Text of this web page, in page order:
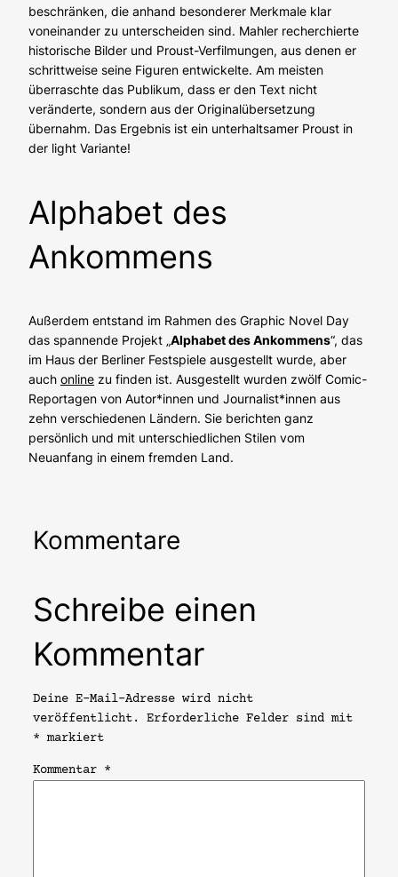
beschränken, die anhand besonderer Merkmale klar
voneinander zu unterscheiden sind. Mahler recherchierte
historische Bilder und Proust-Verfilmungen, aus denen er
schrittweise seine Figuren entwickelte. Am meisten
überraschte das Publikum, dass er den Text nicht
veränderte, sondern aus der Originalübersetzung
übernahm. Das Ergebnis ist ein unterhaltsamer Proust in
der light Variante!
Alphabet des
Ankommens
Außerdem entstand im Rahmen des Graphic Novel Day
das spannende Projekt „Alphabet des Ankommens“, das
im Haus der Berliner Festspiele ausgestellt wurde, aber
auch online zu finden ist. Ausgestellt wurden zwölf Comic-
Reportagen von Autor*innen und Journalist*innen aus
zehn verschiedenen Ländern. Sie berichten ganz
persönlich und mit unterschiedlichen Stilen vom
Neuanfang in einem fremden Land.
Kommentare
Schreibe einen
Kommentar
Deine E-Mail-Adresse wird nicht
veröffentlicht.
Erforderliche Felder sind mit
* markiert
Kommentar *